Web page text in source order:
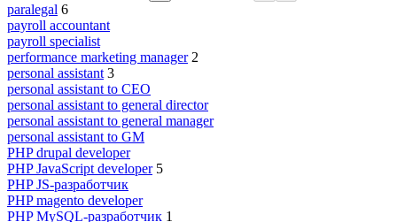
paralegal 6
payroll accountant
payroll specialist
performance marketing manager 2
personal assistant 3
personal assistant to CEO
personal assistant to general director
personal assistant to general manager
personal assistant to GM
PHP drupal developer
PHP JavaScript developer 5
PHP JS-разработчик
PHP magento developer
PHP MySQL-разработчик 1